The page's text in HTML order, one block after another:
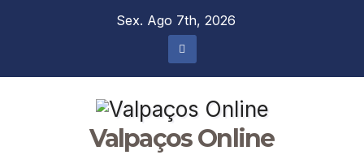
Sex. Ago 7th, 2026
Valpaços Online